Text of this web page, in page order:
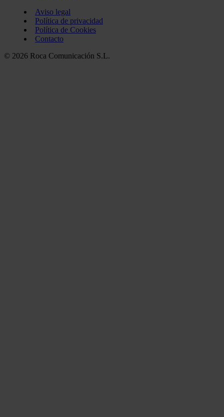
Aviso legal
Política de privacidad
Política de Cookies
Contacto
© 2026 Roca Comunicación S.L.